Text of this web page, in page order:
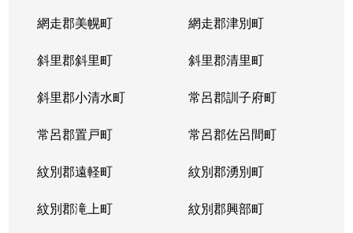
網走郡美幌町 網走郡津別町
斜里郡斜里町 斜里郡清里町
斜里郡小清水町 常呂郡訓子府町
常呂郡置戸町 常呂郡佐呂間町
紋別郡遠軽町 紋別郡湧別町
紋別郡滝上町 紋別郡興部町